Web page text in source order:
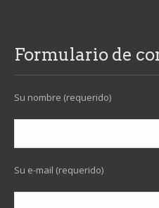
Formulario de
Su nombre (requerido)
Su e-mail (requerido)